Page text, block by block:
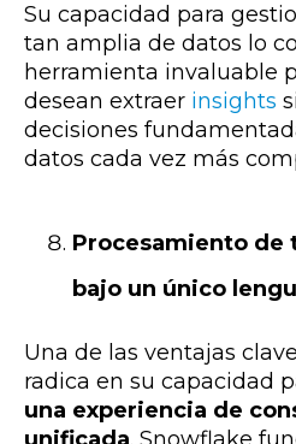
Su capacidad para
tan amplia de datos lo
herramienta invaluable
desean extraer insights
decisiones
datos cada vez más
Procesamiento de
bajo un único
Una de las ventajas
radica en su capacidad
una experiencia de